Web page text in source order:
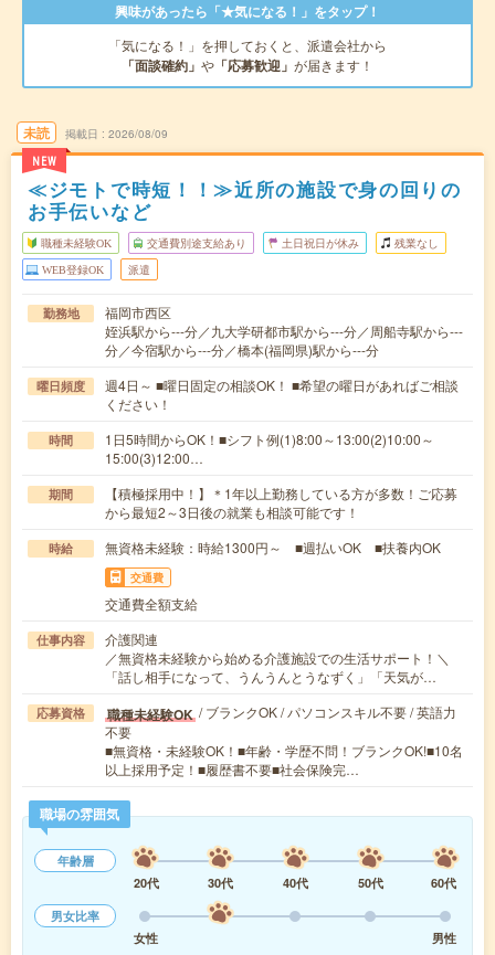
興味があったら「★気になる！」をタップ！
「気になる！」を押しておくと、派遣会社から
「面談確約」 や 「応募歓迎」 が届きます！
未読
NEW
掲載日 2026/08/09
≪ジモトで時短！！≫近所の施設で身の回りの
お手伝いなど
職種未経験OK 交通費別途支給あり 土日祝日が休み 残業なし
WEB登録OK 派遣
勤務地
福岡市西区
姪浜駅から---分／九大学研都市駅から---分／周船寺駅から---
分／今宿駅から---分／橋本(福岡県)駅から---分
曜日頻度
週4日～ ■曜日固定の相談OK！ ■希望の曜日があればご相談
ください！
時間
1日5時間からOK！■シフト例(1)8:00～13:00(2)10:00～
15:00(3)12:00…
期間
【積極採用中！】＊1年以上勤務している方が多数！ご応募
から最短2～3日後の就業も相談可能です！
時給 無資格未経験：時給1300円～ ■週払いOK ■扶養内OK
交通費
交通費全額支給
仕事内容
介護関連
／無資格未経験から始める介護施設での生活サポート！＼
「話し相手になって、うんうんとうなずく」「天気が…
応募資格 職種未経験OK / ブランクOK / パソコンスキル不要 / 英語力
不要
■無資格・未経験OK！■年齢・学歴不問！ブランクOK!■10名
以上採用予定！■履歴書不要■社会保険完…
職場の雰囲気
年齢層
20代
30代 40代 50代
60代
男女比率
女性
男性